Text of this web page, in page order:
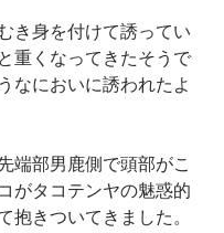
き身を付けて誘ってい
重くなってきたそうで
なにおいに誘われたよ
端部男鹿側で頭部がこ
がタコテンヤの魅惑的
抱きついてきました。